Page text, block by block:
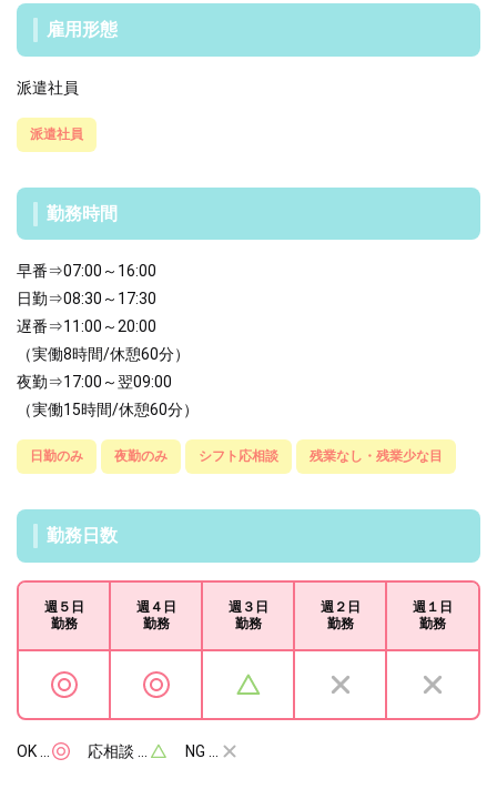
雇用形態
派遣社員
派遣社員
勤務時間
早番⇒07:00～16:00
日勤⇒08:30～17:30
遅番⇒11:00～20:00
（実働8時間/休憩60分）
夜勤⇒17:00～翌09:00
（実働15時間/休憩60分）
日勤のみ 夜勤のみ シフト応相談 残業なし・残業少な目
勤務日数
週５日
勤務
週４日
勤務
週３日
勤務
週２日
勤務
週１日
勤務
OK … 応相談 … NG …